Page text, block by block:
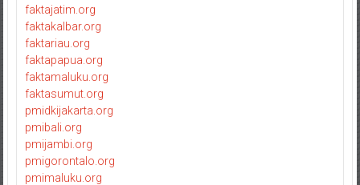
faktajatim.org
faktakalbar.org
faktariau.org
faktapapua.org
faktamaluku.org
faktasumut.org
pmidkijakarta.org
pmibali.org
pmijambi.org
pmigorontalo.org
pmimaluku.org